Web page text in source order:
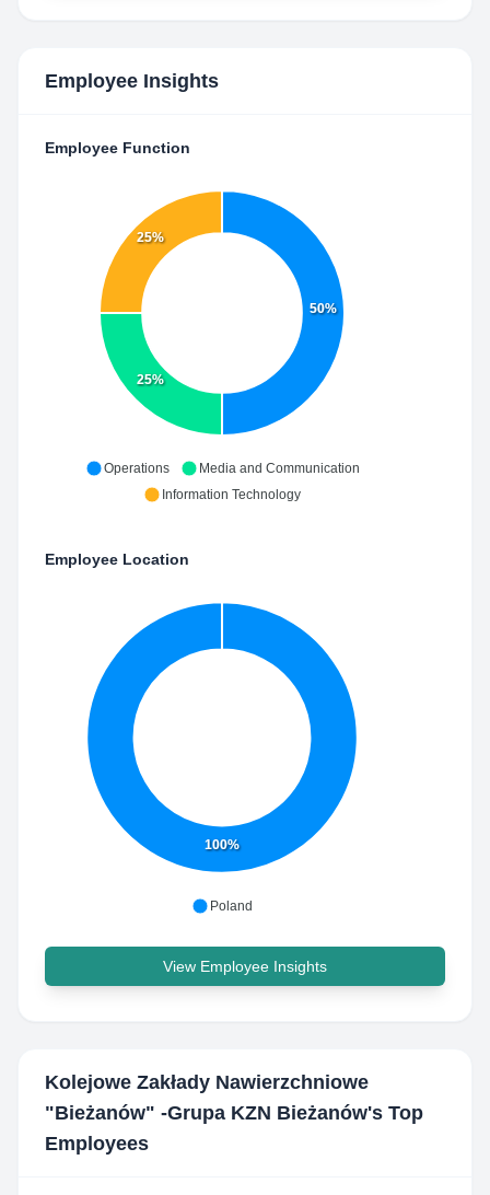
Employee Insights
Employee Function
50%
25%
25%
Operations
Media and Communication
Information Technology
Employee Location
100%
Poland
View Employee Insights
Kolejowe Zakłady Nawierzchniowe
"Bieżanów" -Grupa KZN Bieżanów's Top
Employees